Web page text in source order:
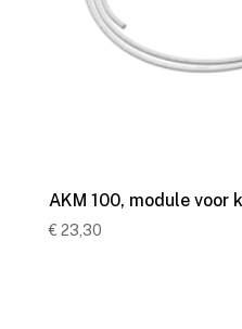
AKM 100, module voor
€ 23,30